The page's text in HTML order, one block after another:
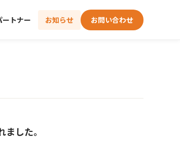
ートナー お知らせ お問い合わせ
した。